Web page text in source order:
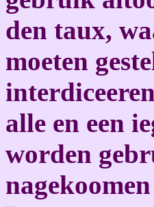
den taux,
moeten
alle en een
worden